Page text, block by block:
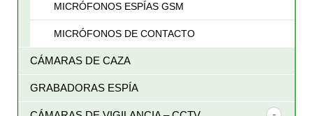
MICRÓFONOS ESPÍAS GSM
MICRÓFONOS DE CONTACTO
CÁMARAS DE CAZA
GRABADORAS ESPÍA